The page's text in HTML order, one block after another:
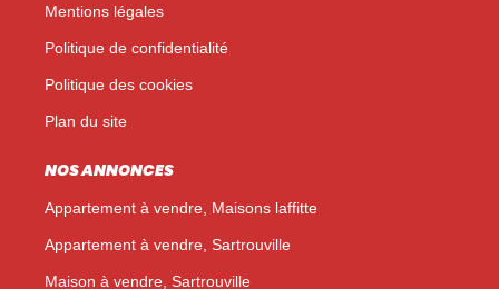
Mentions légales
Politique de confidentialité
Politique des cookies
Plan du site
NOS ANNONCES
Appartement à vendre, Maisons laffitte
Appartement à vendre, Sartrouville
Maison à vendre, Sartrouville